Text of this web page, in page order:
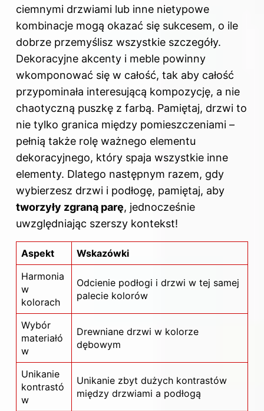
ciemnymi drzwiami lub inne nietypowe
kombinacje mogą okazać się sukcesem, o ile
dobrze przemyślisz wszystkie szczegóły.
Dekoracyjne akcenty i meble powinny
wkomponować się w całość, tak aby całość
przypominała interesującą kompozycję, a nie
chaotyczną puszkę z farbą. Pamiętaj, drzwi to
nie tylko granica między pomieszczeniami –
pełnią także rolę ważnego elementu
dekoracyjnego, który spaja wszystkie inne
elementy. Dlatego następnym razem, gdy
wybierzesz drzwi i podłogę, pamiętaj, aby
tworzyły zgraną parę, jednocześnie
uwzględniając szerszy kontekst!
Aspekt
Wskazówki
Harmonia
w
kolorach
Odcienie podłogi i drzwi w tej samej
palecie kolorów
Wybór
materiałó
w
Drewniane drzwi w kolorze
dębowym
Unikanie
kontrastó
w
Unikanie zbyt dużych kontrastów
między drzwiami a podłogą